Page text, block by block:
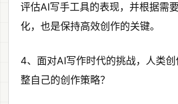
评估AI写手工具的表现，并根据需
化，也是保持高效创作的关键。
4、面对AI写作时代的挑战，人类创
整自己的创作策略？